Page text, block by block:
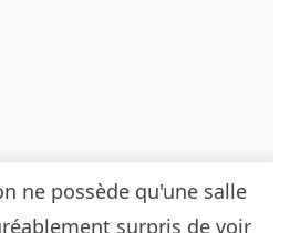
ne possède qu'une salle
surpris de voir